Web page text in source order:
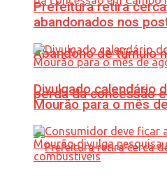
Abandono de túmulo
perda da concessão
Prefeitura retira
abandonados nos
Divulgado calendário
Mourão para o mês